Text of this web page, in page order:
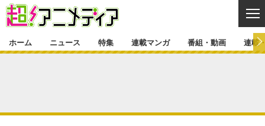
ゲーム・アプリ マンガ
特集一覧 カバー
連載マンガ
ホーム ニュース 特集 連載マンガ 番組・動画 連載